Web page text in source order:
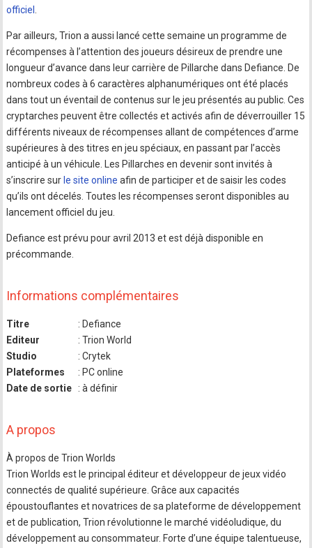
officiel
Par ailleurs, Trion a aussi lancé cette semaine un programme de
récompenses à l’attention des joueurs désireux de prendre une
longueur d’avance dans leur carrière de Pillarche dans Defiance. De
nombreux codes à 6 caractères alphanumériques ont été placés
dans tout un éventail de contenus sur le jeu présentés au public. Ces
cryptarches peuvent être collectés et activés afin de déverrouiller 15
différents niveaux de récompenses allant de compétences d’arme
supérieures à des titres en jeu spéciaux, en passant par l’accès
anticipé à un véhicule. Les Pillarches en devenir sont invités à
s’inscrire sur le site online afin de participer et de saisir les codes
qu’ils ont décelés. Toutes les récompenses seront disponibles au
lancement officiel du jeu.
Defiance est prévu pour avril 2013 et est déjà disponible en
précommande.
Informations complémentaires
Titre
: Defiance
Editeur
: Trion World
Studio
: Crytek
Plateformes
: PC online
Date de sortie
: à définir
A propos
À propos de Trion Worlds
Trion Worlds est le principal éditeur et développeur de jeux vidéo
connectés de qualité supérieure. Grâce aux capacités
époustouflantes et novatrices de sa plateforme de développement
et de publication, Trion révolutionne le marché vidéoludique, du
développement au consommateur. Forte d’une équipe talentueuse,